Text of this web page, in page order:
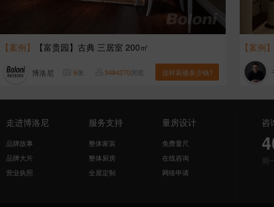
【案例】 【富贵园】古典 三居室 200㎡
博洛尼 6张 3484270浏览 这样装修多少钱?
【案例】
走进博洛尼
品牌故事
品牌大片
营业执照
服务支持
整体家装
整体厨房
全屋定制
量房设计
免费量尺
在线咨询
网络申请
咨
周